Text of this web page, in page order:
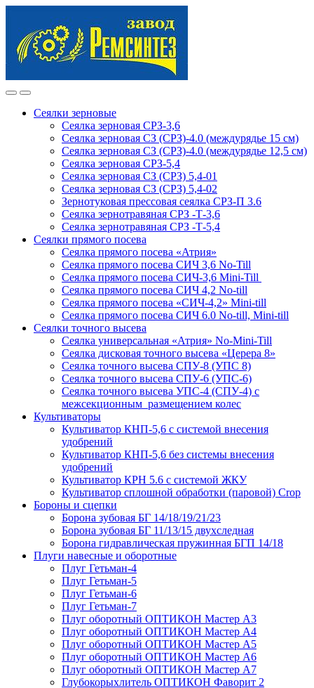
navigation
content
Сеялки зерновые
Сеялка зерновая СРЗ-3,6
Сеялка зерновая СЗ (СРЗ)-4.0 (междурядье 15 см)
Сеялка зерновая СЗ (СРЗ)-4.0 (междурядье 12,5 см)
Сеялка зерновая СРЗ-5,4
Сеялка зерновая СЗ (СРЗ) 5,4-01
Сеялка зерновая СЗ (СРЗ) 5,4-02
Зернотуковая прессовая сеялка СРЗ-П 3.6
Сеялка зернотравяная СРЗ -Т-3,6
Сеялка зернотравяная СРЗ -Т-5,4
Сеялки прямого посева
Сеялка прямого посева «Атрия»
Сеялка прямого посева СИЧ 3,6 No-Till
Сеялка прямого посева СИЧ-3,6 Mini-Till
Сеялка прямого посева СИЧ 4,2 No-till
Сеялка прямого посева «СИЧ-4,2» Mini-till
Сеялка прямого посева СИЧ 6.0 No-till, Mini-till
Сеялки точного высева
Сеялка универсальная «Атрия» No-Mini-Till
Сеялка дисковая точного высева «Церера 8»
Сеялка точного высева СПУ-8 (УПС 8)
Сеялка точного высева СПУ-6 (УПС-6)
Сеялка точного высева УПС-4 (СПУ-4) с
межсекционным размещением колес
Культиваторы
Культиватор КНП-5,6 с системой внесения
удобрений
Культиватор КНП-5,6 без системы внесения
удобрений
Культиватор КРН 5.6 с системой ЖКУ
Культиватор сплошной обработки (паровой) Crop
Бороны и сцепки
Борона зубовая БГ 14/18/19/21/23
Борона зубовая БГ 11/13/15 двухследная
Борона гидравлическая пружинная БГП 14/18
Плуги навесные и оборотные
Плуг Гетьман-4
Плуг Гетьман-5
Плуг Гетьман-6
Плуг Гетьман-7
Плуг оборотный ОПТИКОН Мастер А3
Плуг оборотный ОПТИКОН Мастер А4
Плуг оборотный ОПТИКОН Мастер А5
Плуг оборотный ОПТИКОН Мастер А6
Плуг оборотный ОПТИКОН Мастер А7
Глубокорыхлитель ОПТИКОН Фаворит 2